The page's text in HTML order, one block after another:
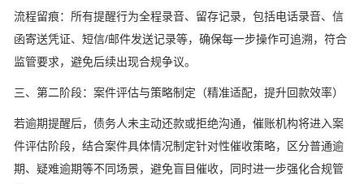
流程留痕：所有提醒行为全程录音、留存记录，包括电话录音、信
函寄送凭证、短信/邮件发送记录等，确保每一步操作可追溯，符合
监管要求，避免后续出现合规争议。
三、第二阶段：案件评估与策略制定（精准适配，提升回款效率）
若逾期提醒后，债务人未主动还款或拒绝沟通，催账机构将进入案
件评估阶段，结合案件具体情况制定针对性催收策略，区分普通逾
期、疑难逾期等不同场景，避免盲目催收，同时进一步强化合规管